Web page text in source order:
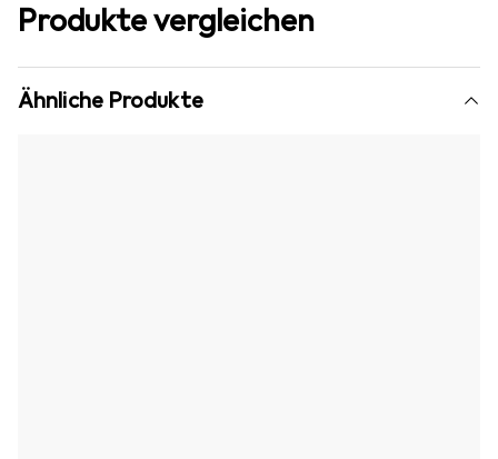
Produkte vergleichen
Ähnliche Produkte